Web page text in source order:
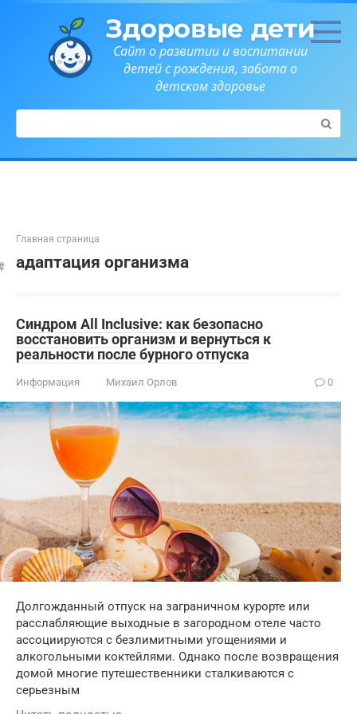
Здоровые дети
Сайт о развитии и воспитании
детей с рождения, забота о
детском здоровье
Поиск:
Главная страница
адаптация организма
Синдром All Inclusive: как безопасно
восстановить организм и вернуться к
реальности после бурного отпуска
Информация Михаил Орлов 0
Долгожданный отпуск на заграничном курорте или
расслабляющие выходные в загородном отеле часто
ассоциируются с безлимитными угощениями и
алкогольными коктейлями. Однако после возвращения
домой многие путешественники сталкиваются с
серьезным